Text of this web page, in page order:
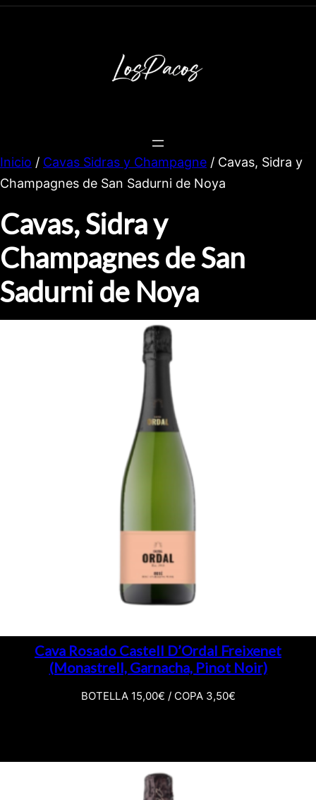
Inicio / Cavas Sidras y Champagne / Cavas, Sidra y
Champagnes de San Sadurni de Noya
Cavas, Sidra y
Champagnes de San
Sadurni de Noya
Cava Rosado Castell D’Ordal Freixenet
(Monastrell, Garnacha, Pinot Noir)
BOTELLA 15,00€ / COPA 3,50€